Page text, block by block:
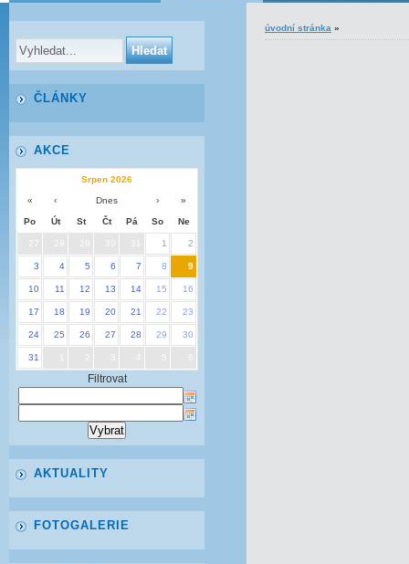
úvodní stránka »
ČLÁNKY
AKCE
Srpen 2026
« ‹ Dnes › »
Po Út St Čt Pá So Ne
27 29 30 31 1 2
3 4 5 6 7 8 9
10 11 12 13 14 15 16
17 18 19 20 21 22 23
24 25 26 27 28 29 30
31 3 5
Filtrovat
AKTUALITY
FOTOGALERIE